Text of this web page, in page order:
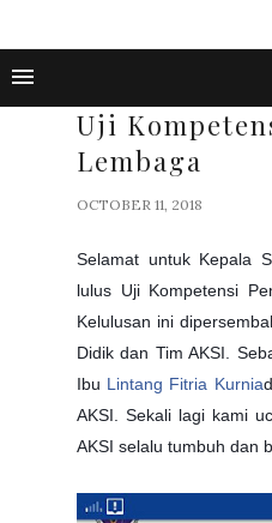
Uji
Lembaga
OCTOBER 11, 2018
Selamat untuk Kepala
lulus Uji Kompetensi
Kelulusan ini
Didik dan Tim AKSI.
Ibu Lintang Fitria Kurnia
AKSI. Sekali lagi kami
AKSI selalu tumbuh dan